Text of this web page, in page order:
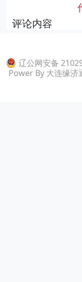
评论内容
辽公网安备
Power By 大连缘济